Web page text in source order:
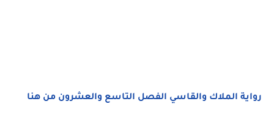
رواية الملاك والقاسي الفصل التاسع والعشرون من هنا